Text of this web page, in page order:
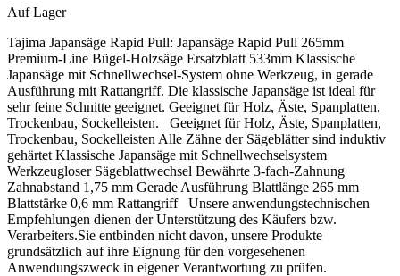
Auf Lager
Tajima Japansäge Rapid Pull: Japansäge Rapid Pull 265mm
Premium-Line Bügel-Holzsäge Ersatzblatt 533mm Klassische
Japansäge mit Schnellwechsel-System ohne Werkzeug, in gerade
Ausführung mit Rattangriff. Die klassische Japansäge ist ideal für
sehr feine Schnitte geeignet. Geeignet für Holz, Äste, Spanplatten,
Trockenbau, Sockelleisten. Geeignet für Holz, Äste, Spanplatten,
Trockenbau, Sockelleisten Alle Zähne der Sägeblätter sind induktiv
gehärtet Klassische Japansäge mit Schnellwechselsystem
Werkzeugloser Sägeblattwechsel Bewährte 3-fach-Zahnung
Zahnabstand 1,75 mm Gerade Ausführung Blattlänge 265 mm
Blattstärke 0,6 mm Rattangriff Unsere anwendungstechnischen
Empfehlungen dienen der Unterstützung des Käufers bzw.
Verarbeiters.Sie entbinden nicht davon, unsere Produkte
grundsätzlich auf ihre Eignung für den vorgesehenen
Anwendungszweck in eigener Verantwortung zu prüfen.